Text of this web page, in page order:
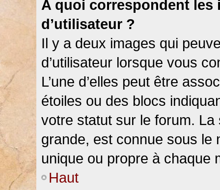
A quoi correspondent les
d’utilisateur ?
Il y a deux images qui
d’utilisateur lorsque vous
L’une d’elles peut être
étoiles ou des blocs
votre statut sur le forum.
grande, est connue sous le
unique ou propre à chaque
Haut